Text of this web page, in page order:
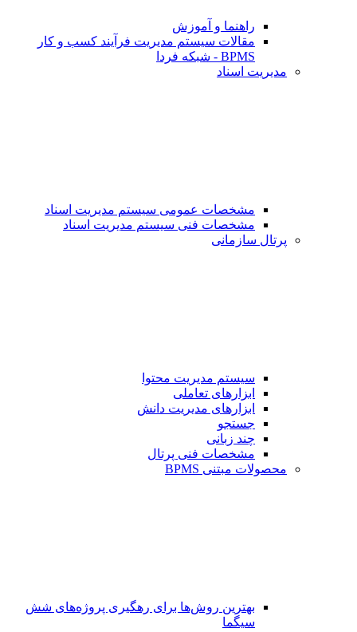
راهنما و آموزش
مقالات سیستم مدیریت فرآیند کسب و کار
BPMS - شبکه فردا
مدیریت اسناد
مشخصات عمومی سیستم مدیریت اسناد
مشخصات فنی سیستم مدیریت اسناد
پرتال سازمانی
سیستم مدیریت محتوا
ابزارهای تعاملی
ابزارهای مدیریت دانش
جستجو
چند زبانی
مشخصات فنی پرتال
محصولات مبتنی BPMS
بهترین روش‌ها برای رهگیری پروژه‌های شش
سیگما